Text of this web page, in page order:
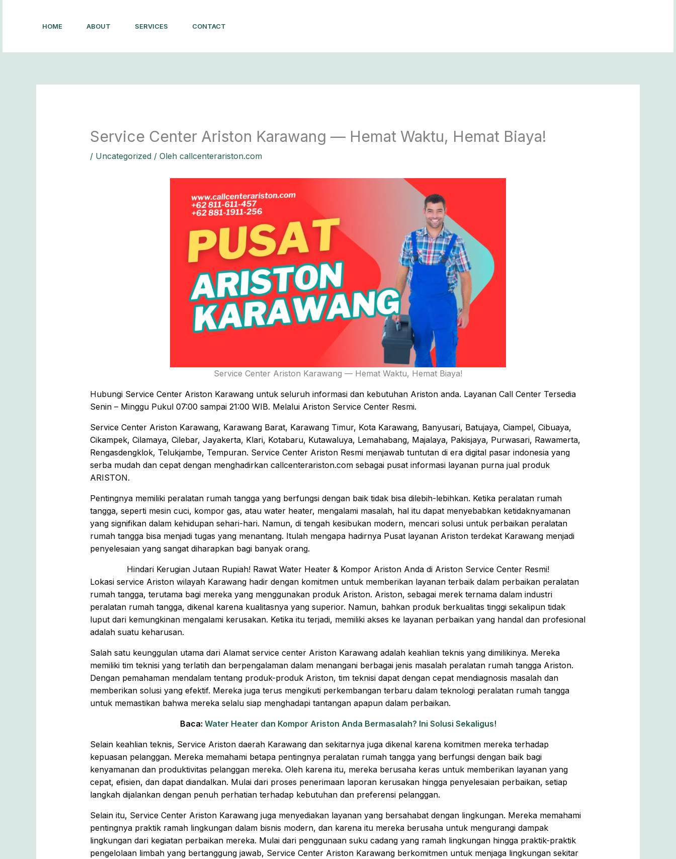
HOME ABOUT SERVICES CONTACT
Service Center Ariston Karawang — Hemat Waktu, Hemat Biaya!
/ Uncategorized/ Oleh callcenterariston.com
Service Center Ariston Karawang — Hemat Waktu, Hemat Biaya!
Hubungi Service Center Ariston Karawang untuk seluruh informasi dan kebutuhan Ariston anda. Layanan Call Center Tersedia
Senin – Minggu Pukul 07:00 sampai 21:00 WIB. Melalui Ariston Service Center Resmi.
Service Center Ariston Karawang, Karawang Barat, Karawang Timur, Kota Karawang, Banyusari, Batujaya, Ciampel, Cibuaya,
Cikampek, Cilamaya, Cilebar, Jayakerta, Klari, Kotabaru, Kutawaluya, Lemahabang, Majalaya, Pakisjaya, Purwasari, Rawamerta,
Rengasdengklok, Telukjambe, Tempuran. Service Center Ariston Resmi menjawab tuntutan di era digital pasar indonesia yang
serba mudah dan cepat dengan menghadirkan callcenterariston.com sebagai pusat informasi layanan purna jual produk
ARISTON.
Pentingnya memiliki peralatan rumah tangga yang berfungsi dengan baik tidak bisa dilebih-lebihkan. Ketika peralatan rumah
tangga, seperti mesin cuci, kompor gas, atau water heater, mengalami masalah, hal itu dapat menyebabkan ketidaknyamanan
yang signifikan dalam kehidupan sehari-hari. Namun, di tengah kesibukan modern, mencari solusi untuk perbaikan peralatan
rumah tangga bisa menjadi tugas yang menantang. Itulah mengapa hadirnya Pusat layanan Ariston terdekat Karawang menjadi
penyelesaian yang sangat diharapkan bagi banyak orang.
Hindari Kerugian Jutaan Rupiah! Rawat Water Heater & Kompor Ariston Anda di Ariston Service Center Resmi!
Lokasi service Ariston wilayah Karawang hadir dengan komitmen untuk memberikan layanan terbaik dalam perbaikan peralatan
rumah tangga, terutama bagi mereka yang menggunakan produk Ariston. Ariston, sebagai merek ternama dalam industri
peralatan rumah tangga, dikenal karena kualitasnya yang superior. Namun, bahkan produk berkualitas tinggi sekalipun tidak
luput dari kemungkinan mengalami kerusakan. Ketika itu terjadi, memiliki akses ke layanan perbaikan yang handal dan profesional
adalah suatu keharusan.
Salah satu keunggulan utama dari Alamat service center Ariston Karawang adalah keahlian teknis yang dimilikinya. Mereka
memiliki tim teknisi yang terlatih dan berpengalaman dalam menangani berbagai jenis masalah peralatan rumah tangga Ariston.
Dengan pemahaman mendalam tentang produk-produk Ariston, tim teknisi dapat dengan cepat mendiagnosis masalah dan
memberikan solusi yang efektif. Mereka juga terus mengikuti perkembangan terbaru dalam teknologi peralatan rumah tangga
untuk memastikan bahwa mereka selalu siap menghadapi tantangan apapun dalam perbaikan.
Baca: Water Heater dan Kompor Ariston Anda Bermasalah? Ini Solusi Sekaligus!
Selain keahlian teknis, Service Ariston daerah Karawang dan sekitarnya juga dikenal karena komitmen mereka terhadap
kepuasan pelanggan. Mereka memahami betapa pentingnya peralatan rumah tangga yang berfungsi dengan baik bagi
kenyamanan dan produktivitas pelanggan mereka. Oleh karena itu, mereka berusaha keras untuk memberikan layanan yang
cepat, efisien, dan dapat diandalkan. Mulai dari proses penerimaan laporan kerusakan hingga penyelesaian perbaikan, setiap
langkah dijalankan dengan penuh perhatian terhadap kebutuhan dan preferensi pelanggan.
Selain itu, Service Center Ariston Karawang juga menyediakan layanan yang bersahabat dengan lingkungan. Mereka memahami
pentingnya praktik ramah lingkungan dalam bisnis modern, dan karena itu mereka berusaha untuk mengurangi dampak
lingkungan dari kegiatan perbaikan mereka. Mulai dari penggunaan suku cadang yang ramah lingkungan hingga praktik-praktik
pengelolaan limbah yang bertanggung jawab, Service Center Ariston Karawang berkomitmen untuk menjaga lingkungan sekitar